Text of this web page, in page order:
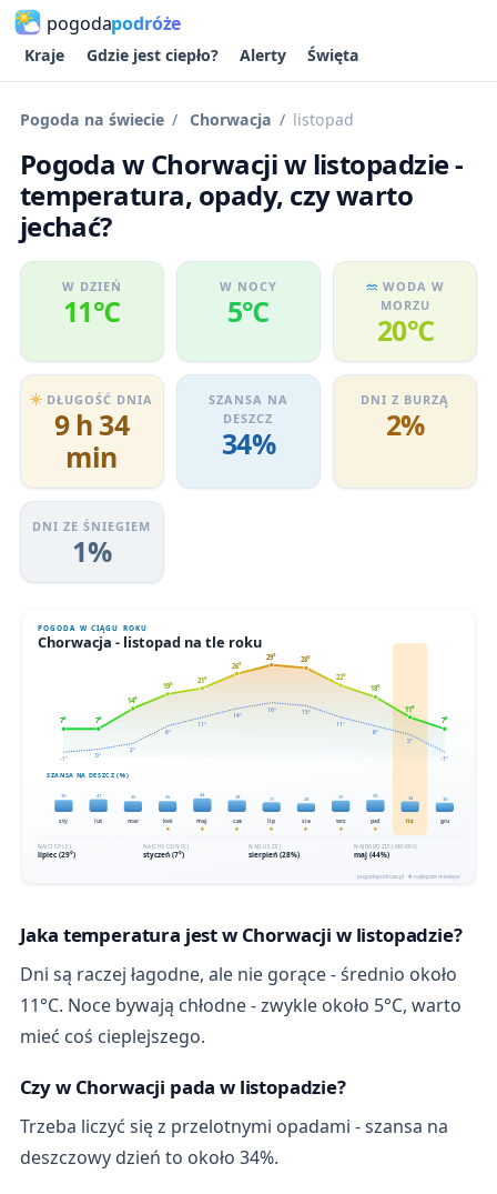
pogodapodróże
Kraje Gdzie jest ciepło? Alerty Święta
Pogoda na świecie Chorwacja listopad
Pogoda w Chorwacji w listopadzie -
temperatura, opady, czy warto
jechać?
W DZIEŃ
11℃
W NOCY
5℃
WODA W
MORZU
20℃
DŁUGOŚĆ DNIA
9 h 34
min
SZANSA NA
DESZCZ
34%
DNI Z BURZĄ
2%
DNI ZE ŚNIEGIEM
1%
Jaka temperatura jest w Chorwacji w listopadzie?
Dni są raczej łagodne, ale nie gorące - średnio około
11°C. Noce bywają chłodne - zwykle około 5°C, warto
mieć coś cieplejszego.
Czy w Chorwacji pada w listopadzie?
Trzeba liczyć się z przelotnymi opadami - szansa na
deszczowy dzień to około 34%.